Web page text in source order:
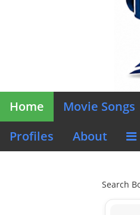
Home Movie Songs
Profiles
About
Search